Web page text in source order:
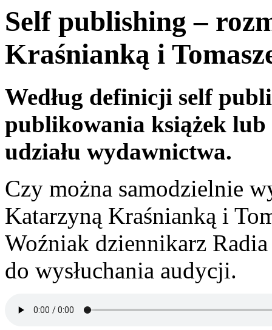
Self publishing –
Kraśnianką i
Według definicji self
publikowania książek lub
udziału wydawnictwa.
Czy można samodzielnie
Katarzyną Kraśnianką i
Woźniak dziennikarz
do wysłuchania audycji.